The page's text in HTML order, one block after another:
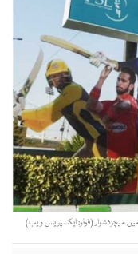
میچزدشوار (فوٹو: ایکسپریس ویب)